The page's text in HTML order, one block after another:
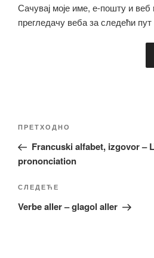
Сачувај моје име, е-пошту и
прегледачу веба за следећи
Кретање
Претходни
чланак
ПРЕТХОДНО
Francuski alfabet, izgovor –
prononciation
Следећи
чланак
СЛЕДЕЋЕ
Verbe aller – glagol aller